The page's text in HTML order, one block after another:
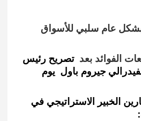
عام سلبي للأسواق
الفوائد بعد تصريح رئيس
جيروم باول يوم
الخبير الاستراتيجي في